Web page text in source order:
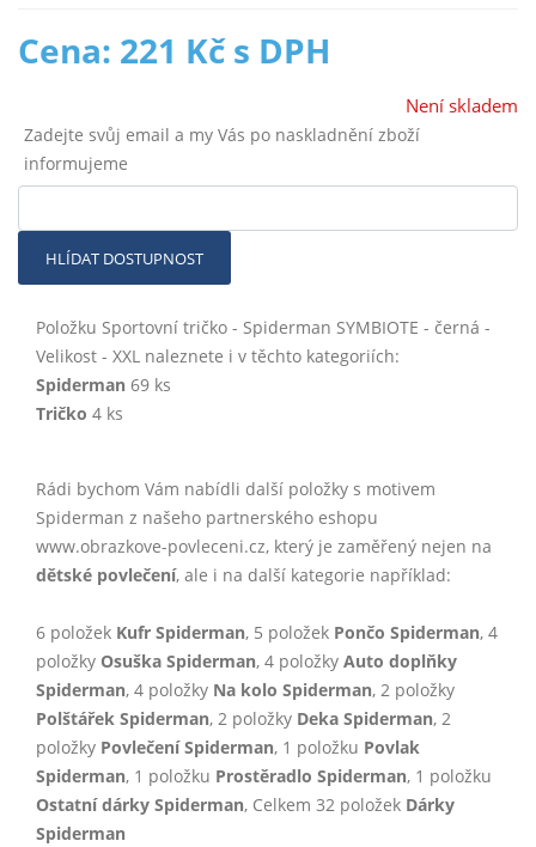
Cena: 221 Kč s DPH
Není skladem
Zadejte svůj email a my Vás po naskladnění zboží
informujeme
HLÍDAT DOSTUPNOST
Položku Sportovní tričko - Spiderman SYMBIOTE - černá -
Velikost - XXL naleznete i v těchto kategoriích:
Spiderman 69 ks
Tričko 4 ks
Rádi bychom Vám nabídli další položky s motivem
Spiderman z našeho partnerského eshopu
www.obrazkove-povleceni.cz, který je zaměřený nejen na
dětské povlečení, ale i na další kategorie například:
6 položek Kufr Spiderman, 5 položek Pončo Spiderman, 4
položky Osuška Spiderman, 4 položky Auto doplňky
Spiderman, 4 položky Na kolo Spiderman, 2 položky
Polštářek Spiderman, 2 položky Deka Spiderman, 2
položky Povlečení Spiderman, 1 položku Povlak
Spiderman, 1 položku Prostěradlo Spiderman, 1 položku
Ostatní dárky Spiderman, Celkem 32 položek Dárky
Spiderman